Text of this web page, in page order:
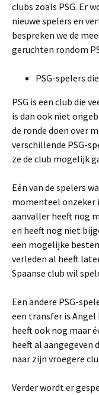
clubs zoals PSG. Er
nieuwe spelers en
bespreken we de
geruchten rondom
PSG-spelers
PSG is een club die
is dan ook niet
de ronde doen over
verschillende PSG-
ze de club mogelijk
Eén van de spelers
momenteel onzeker
aanvaller heeft nog
en heeft nog niet
een mogelijke
verleden al heeft
Spaanse club wil
Een andere PSG-
een transfer is Angel
heeft ook nog maar
heeft al aangegeven
naar zijn vroegere
Verder wordt er